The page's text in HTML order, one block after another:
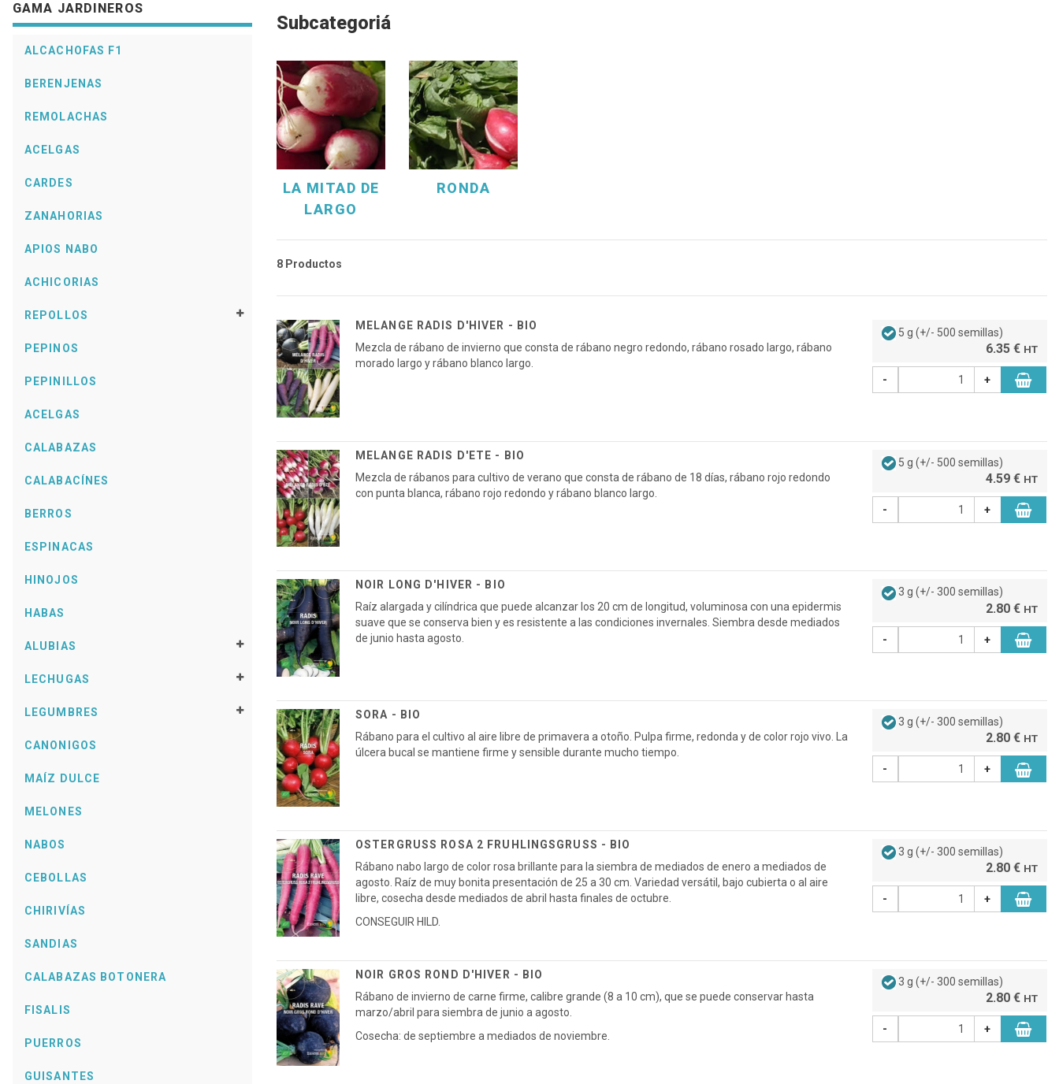
GAMA JARDINEROS
ALCACHOFAS F1
BERENJENAS
REMOLACHAS
ACELGAS
CARDES
ZANAHORIAS
APIOS NABO
ACHICORIAS
REPOLLOS
PEPINOS
PEPINILLOS
ACELGAS
CALABAZAS
CALABACÍNES
BERROS
ESPINACAS
HINOJOS
HABAS
ALUBIAS
LECHUGAS
LEGUMBRES
CANONIGOS
MAÍZ DULCE
MELONES
NABOS
CEBOLLAS
CHIRIVÍAS
SANDIAS
CALABAZAS BOTONERA
FISALIS
PUERROS
GUISANTES
Subcategoriá
LA MITAD DE
LARGO
RONDA
8 Productos
MELANGE RADIS D'HIVER - BIO
Mezcla de rábano de invierno que consta de rábano negro redondo, rábano rosado largo, rábano
morado largo y rábano blanco largo.
5 g (+/- 500 semillas)
6.35 € HT
- +
MELANGE RADIS D'ETE - BIO
Mezcla de rábanos para cultivo de verano que consta de rábano de 18 días, rábano rojo redondo
con punta blanca, rábano rojo redondo y rábano blanco largo.
5 g (+/- 500 semillas)
4.59 € HT
- +
NOIR LONG D'HIVER - BIO
Raíz alargada y cilíndrica que puede alcanzar los 20 cm de longitud, voluminosa con una epidermis
suave que se conserva bien y es resistente a las condiciones invernales. Siembra desde mediados
de junio hasta agosto.
3 g (+/- 300 semillas)
2.80 € HT
- +
SORA - BIO
Rábano para el cultivo al aire libre de primavera a otoño. Pulpa firme, redonda y de color rojo vivo. La
úlcera bucal se mantiene firme y sensible durante mucho tiempo.
3 g (+/- 300 semillas)
2.80 € HT
- +
OSTERGRUSS ROSA 2 FRUHLINGSGRUSS - BIO
Rábano nabo largo de color rosa brillante para la siembra de mediados de enero a mediados de
agosto. Raíz de muy bonita presentación de 25 a 30 cm. Variedad versátil, bajo cubierta o al aire
libre, cosecha desde mediados de abril hasta finales de octubre.
CONSEGUIR HILD.
3 g (+/- 300 semillas)
2.80 € HT
- +
NOIR GROS ROND D'HIVER - BIO
Rábano de invierno de carne firme, calibre grande (8 a 10 cm), que se puede conservar hasta
marzo/abril para siembra de junio a agosto.
Cosecha: de septiembre a mediados de noviembre.
3 g (+/- 300 semillas)
2.80 € HT
- +